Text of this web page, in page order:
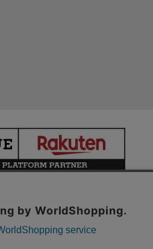
像等の無断での複製・転載を禁止します。
LEAGUE Rakuten Group, Inc.
RESERVED.